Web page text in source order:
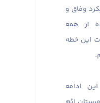
وفاق و
از همه
این خطه
ادامه